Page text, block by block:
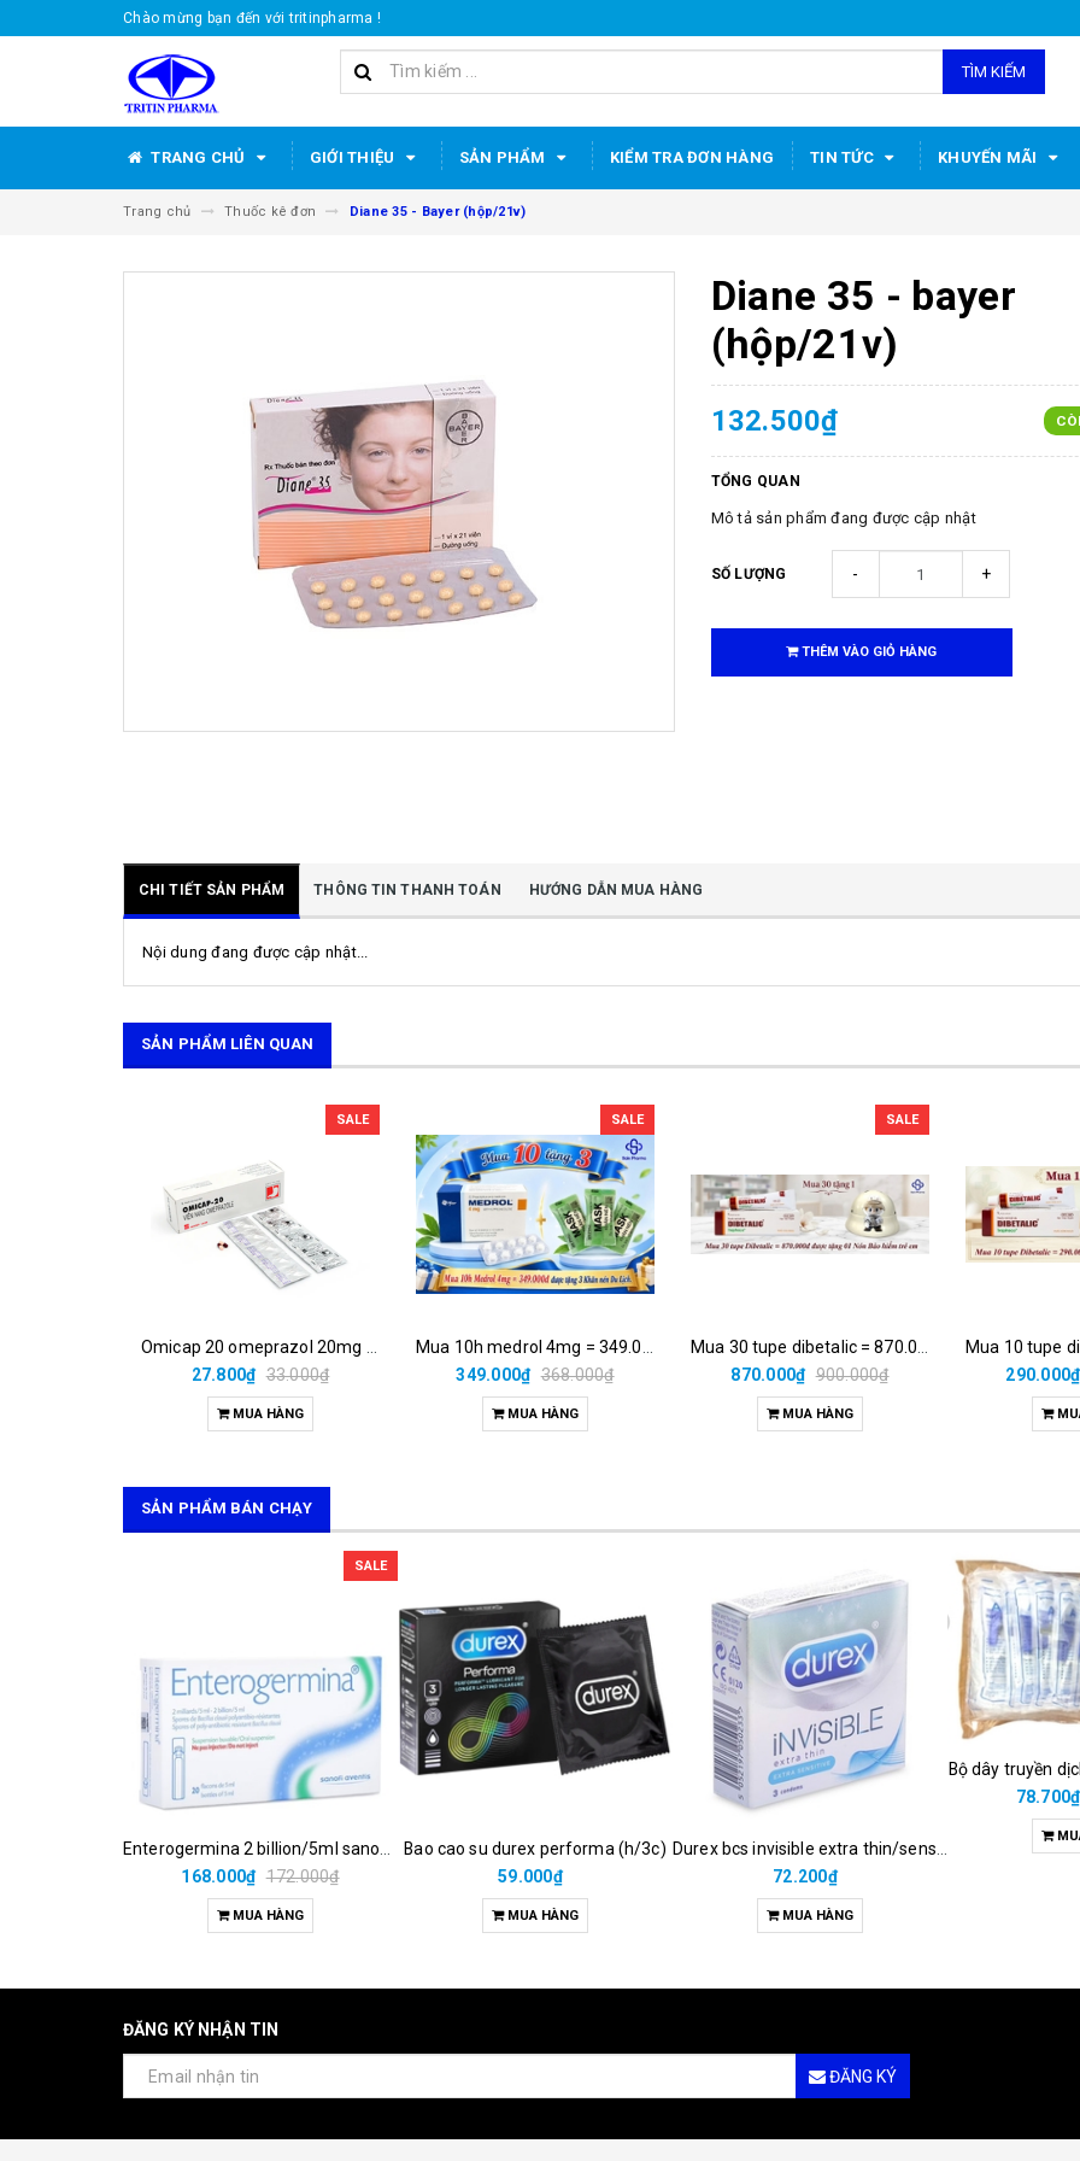
Chào mừng bạn đến với tritinpharma !
TÌM KIẾM
TRANG CHỦ GIỚI THIỆU SẢN PHẨM KIỂM TRA ĐƠN HÀNG TIN TỨC KHUYẾN MÃI
Trang chủ Thuốc kê đơn Diane 35 - Bayer (hộp/21v)
Diane 35 - bayer
(hộp/21v)
132.500₫
TỔNG QUAN
Mô tả sản phẩm đang được cập nhật
SỐ LƯỢNG - +
THÊM VÀO GIỎ HÀNG
CHI TIẾT SẢN PHẨM THÔNG TIN THANH TOÁN HƯỚNG DẪN MUA HÀNG
Nội dung đang được cập nhật...
SẢN PHẨM LIÊN QUAN
SALE
27.800₫ 33.000₫
MUA HÀNG
SALE
349.000₫ 368.000₫
MUA HÀNG
SALE
870.000₫ 900.000₫
MUA HÀNG
290.000₫
SẢN PHẨM BÁN CHẠY
SALE
168.000₫ 172.000₫
MUA HÀNG
Bao cao su durex performa (h/3c)
59.000₫
MUA HÀNG
72.200₫
MUA HÀNG
Bộ dây truyền
78.700₫
ĐĂNG KÝ NHẬN TIN
ĐĂNG KÝ